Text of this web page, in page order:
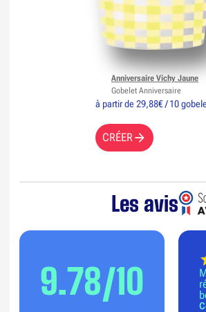
à partir de 29,88€ / 10
CRÉER
Anniversaire Vichy Jaune
Gobelet Anniversaire
Les avis
9.78/10